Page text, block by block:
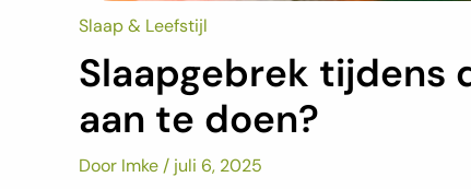
Slaap & Leefstijl
Slaapgebrek tijdens
aan te doen?
Door Imke / juli 6, 2025